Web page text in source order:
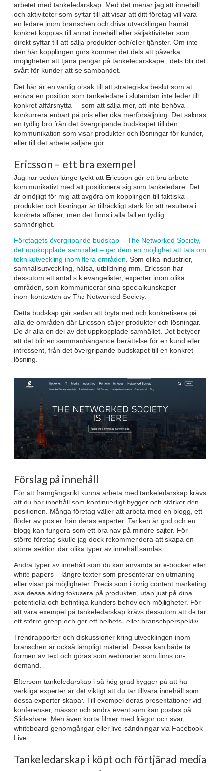
arbetet med tankeledarskap. Med det menar jag att innehåll
och aktiviteter som syftar till att visar att ditt företag vill vara
en ledare inom branschen och driva utvecklingen framåt
konkret kopplas till annat innehåll eller säljaktiviteter som
direkt syftar till att sälja produkter och/eller tjänster. Om inte
den här kopplingen görs kommer det dels att påverka
möjligheten att tjäna pengar på tankeledarskapet, dels blir det
svårt för kunder att se sambandet.
Det här är en vanlig orsak till att strategiska beslut som att
erövra en position som tankeledare i slutändan inte leder till
konkret affärsnytta – som att sälja mer, att inte behöva
konkurrera enbart på pris eller öka merförsäljning. Det saknas
en tydlig bro från det övergripande budskapet till den
kommunikation som visar produkter och lösningar för kunder,
eller till det arbete säljare gör.
Ericsson – ett bra exempel
Jag har sedan länge tyckt att Ericsson gör ett bra arbete
kommunikativt med att positionera sig som tankeledare. Det
är omöjligt för mig att avgöra om kopplingen till faktiska
produkter och lösningar är tillräckligt stark för att resultera i
konkreta affärer, men det finns i alla fall en tydlig
samhörighet.
Företagets övergripande budskap – The Networked Society,
det uppkopplade samhället – ger dem en möjlighet att tala om
teknikutveckling inom flera områden . Som olika industrier,
samhällsutveckling, hälsa, utbildning mm. Ericsson har
dessutom ett antal s.k evangelister, experter inom olika
områden, som kommunicerar sina specialkunskaper
inom kontexten av The Networked Society.
Detta budskap går sedan att bryta ned och konkretisera på
alla de områden där Ericsson säljer produkter och lösningar.
De är alla en del av det uppkopplade samhället. Det betyder
att det blir en sammanhängande berättelse för en kund eller
intressent, från det övergripande budskapet till en konkret
lösning.
Förslag på innehåll
För att framgångsrikt kunna arbeta med tankeledarskap krävs
att du har innehåll som kontinuerligt bygger och stärker den
positionen. Många företag väljer att arbeta med en blogg, ett
flöder av poster från deras experter. Tanken är god och en
blogg kan fungera som ett bra nav på mindre sajter. För
större företag skulle jag dock rekommendera att skapa en
större sektion där olika typer av innehåll samlas.
Andra typer av innehåll som du kan använda är e-böcker eller
white papers – längre texter som presenterar en utmaning
eller visar på möjligheter. Precis som i övrig content marketing
ska dessa aldrig fokusera på produkten, utan just på dina
potentiella och befintliga kunders behov och möjligheter. För
att vara exempel på tankeledarskap krävs dessutom att de tar
ett större grepp och ger ett helhets- eller branschperspektiv.
Trendrapporter och diskussioner kring utvecklingen inom
branschen är också lämpligt material. Dessa kan både ta
formen av text och göras som webinarier som finns on-
demand.
Eftersom tankeledarskap i så hög grad bygger på att ha
verkliga experter är det viktigt att du tar tillvara innehåll som
dessa experter skapar. Till exempel deras presentationer vid
konferenser, mässor och andra event som kan postas på
Slideshare. Men även korta filmer med frågor och svar,
whiteboard-genomgångar eller live-sändningar via Facebook
Live.
Tankeledarskap i köpt och förtjänad media